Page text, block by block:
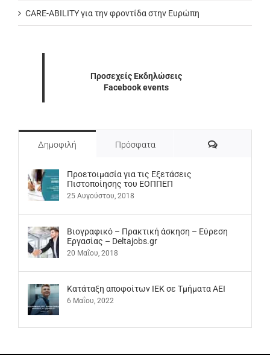
CARE-ABILITY για την φροντίδα στην Ευρώπη
Προσεχείς Εκδηλώσεις
Facebook events
Δημοφιλή Πρόσφατα Σχόλια
Προετοιμασία για τις Εξετάσεις
Πιστοποίησης του ΕΟΠΠΕΠ
25 Αυγούστου, 2018
Βιογραφικό – Πρακτική άσκηση – Εύρεση
Εργασίας – Deltajobs.gr
20 Μαΐου, 2018
Kατάταξη αποφοίτων ΙΕΚ σε Τμήματα ΑΕΙ
6 Μαΐου, 2022